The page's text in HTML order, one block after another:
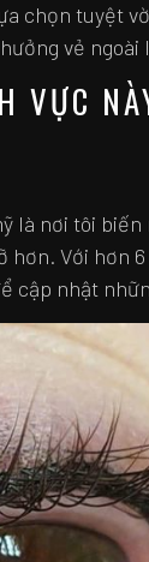
chọn tuyệt
vẻ ngoài
VỰC
là nơi tôi biến
hơn. Với hơn
cập nhật